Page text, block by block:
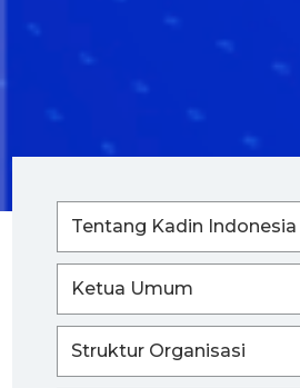
Tentang Kadin Indonesia
Ketua Umum
Struktur Organisasi